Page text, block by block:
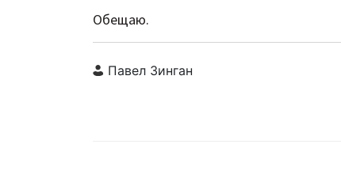
Обещаю.
Павел Зинган